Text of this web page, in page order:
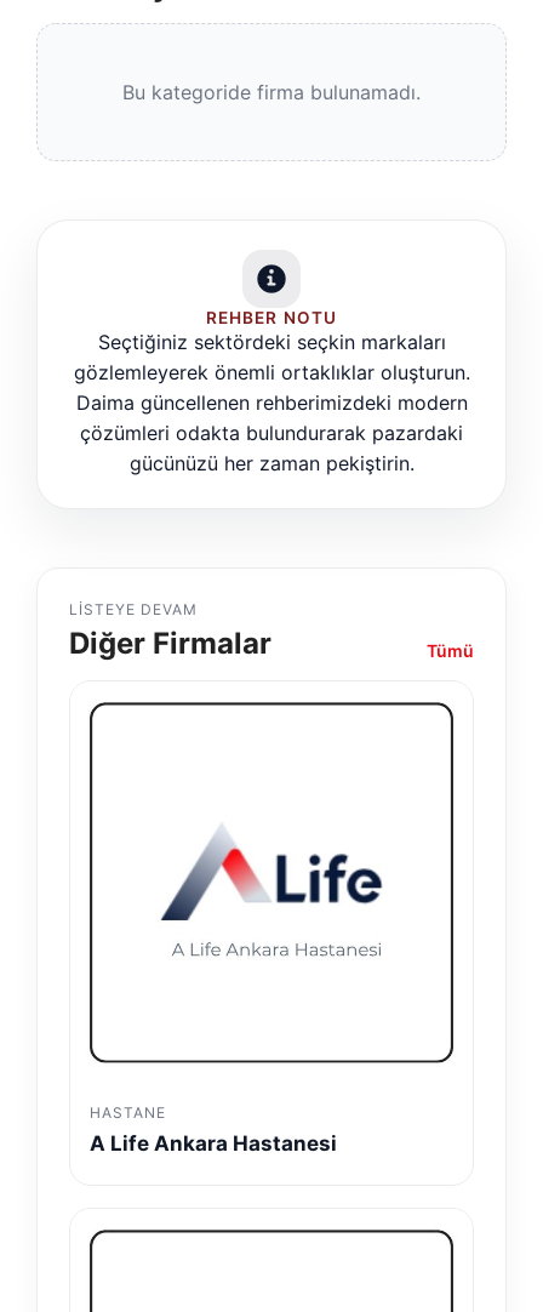
Bu kategoride firma bulunamadı.
REHBER NOTU
Seçtiğiniz sektördeki seçkin markaları
gözlemleyerek önemli ortaklıklar oluşturun.
Daima güncellenen rehberimizdeki modern
çözümleri odakta bulundurarak pazardaki
gücünüzü her zaman pekiştirin.
LISTEYE DEVAM
Diğer Firmalar Tümü
HASTANE
A Life Ankara Hastanesi